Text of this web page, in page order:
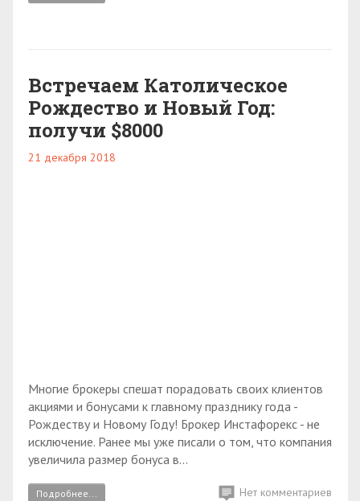
Встречаем Католическое
Рождество и Новый Год:
получи $8000
21 декабря 2018
Многие брокеры спешат порадовать своих клиентов
акциями и бонусами к главному празднику года -
Рождеству и Новому Году! Брокер Инстафорекс - не
исключение. Ранее мы уже писали о том, что компания
увеличила размер бонуса в...
Подробнее... Нет комментариев